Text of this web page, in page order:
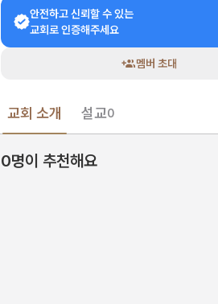
안전하고 신뢰할 수 있는
교회로 인증해주세요
멤버 초대
교회 소개 설교0
0명이 추천해요